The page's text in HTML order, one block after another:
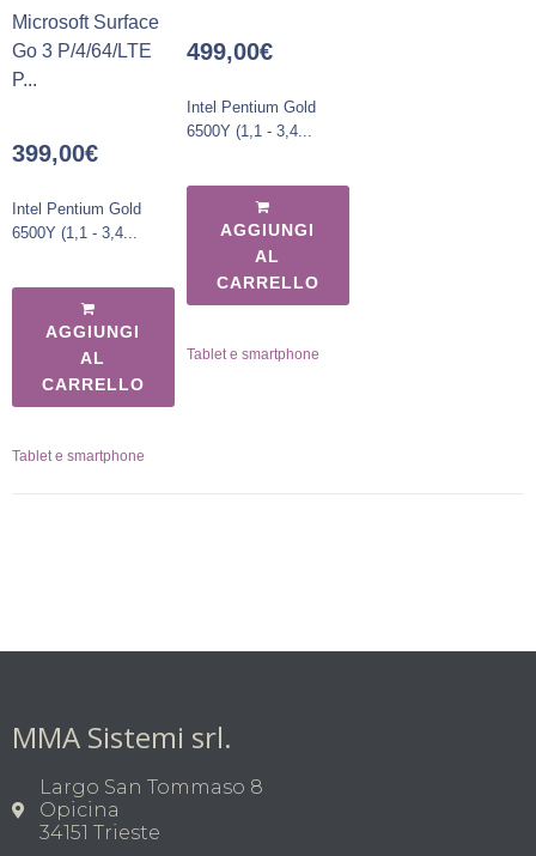
Microsoft Surface
Go 3 P/4/64/LTE
P...
399,00€
Intel Pentium Gold
6500Y (1,1 - 3,4...
AGGIUNGI
AL
CARRELLO
Tablet e smartphone
499,00€
Intel Pentium Gold
6500Y (1,1 - 3,4...
AGGIUNGI
AL
CARRELLO
Tablet e smartphone
MMA Sistemi srl.
Largo San Tommaso 8
Opicina
34151 Trieste